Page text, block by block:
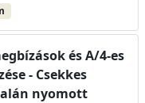
és A/4-es
- Csekkes
nyomott